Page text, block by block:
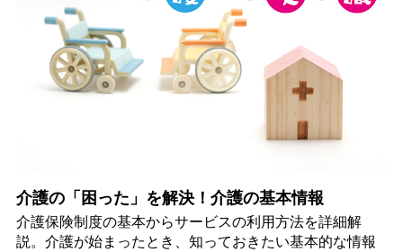
介護の「困った」を解決！介護の基本情報
介護保険制度の基本からサービスの利用方法を詳細解
説。介護が始まったとき、知っておきたい基本的な情報